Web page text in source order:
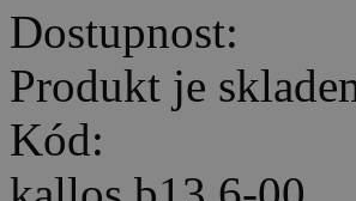
Dostupnost:
Produkt je
Kód: